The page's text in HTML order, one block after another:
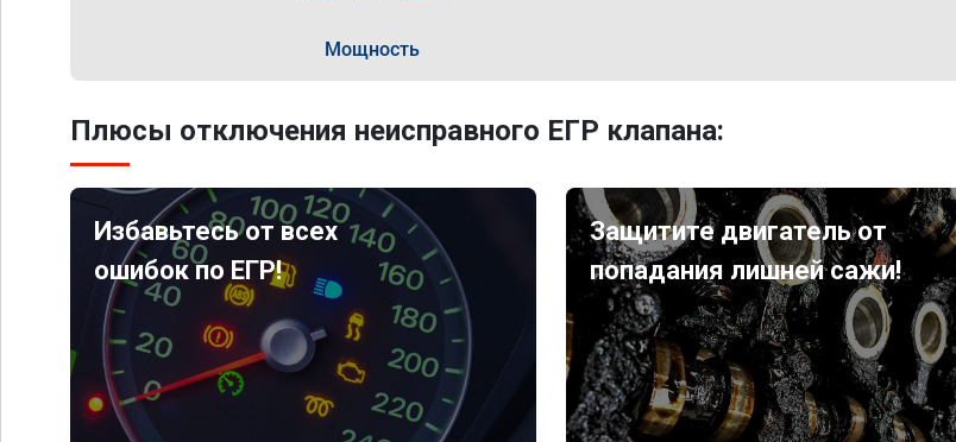
Мощность
Плюсы отключения неисправного ЕГР клапана:
Избавьтесь от всех
ошибок по ЕГР!
Защитите двигатель от
попадания лишней сажи!